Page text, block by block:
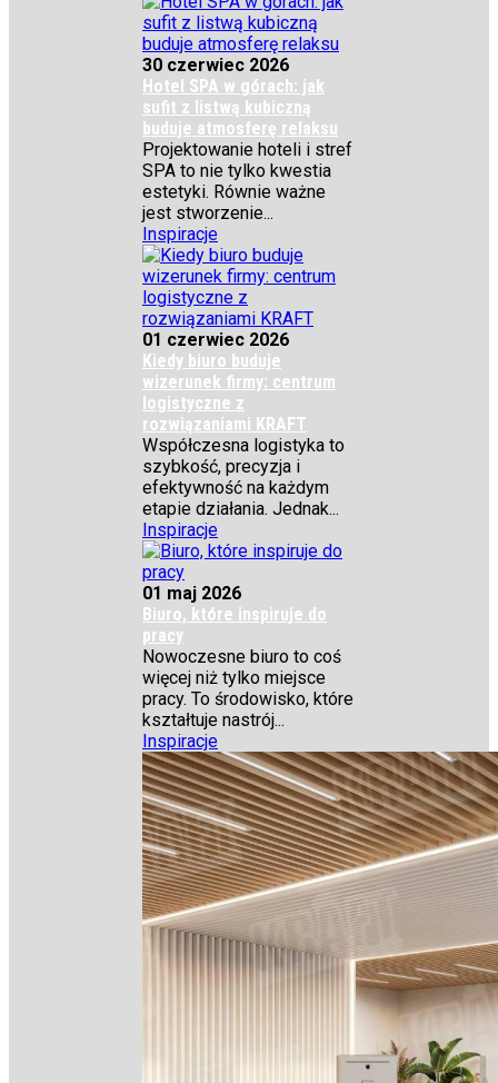
30 czerwiec 2026
Hotel SPA w górach: jak
sufit z listwą kubiczną
buduje atmosferę relaksu
Projektowanie hoteli i stref
SPA to nie tylko kwestia
estetyki. Równie ważne
jest stworzenie...
Inspiracje
01 czerwiec 2026
Kiedy biuro buduje
wizerunek firmy: centrum
logistyczne z
rozwiązaniami KRAFT
Współczesna logistyka to
szybkość, precyzja i
efektywność na każdym
etapie działania. Jednak...
Inspiracje
01 maj 2026
Biuro, które inspiruje do
pracy
Nowoczesne biuro to coś
więcej niż tylko miejsce
pracy. To środowisko, które
kształtuje nastrój...
Inspiracje